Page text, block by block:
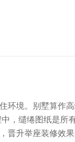
环境。别墅算作
，缱绻图纸是
晋升举座装修效